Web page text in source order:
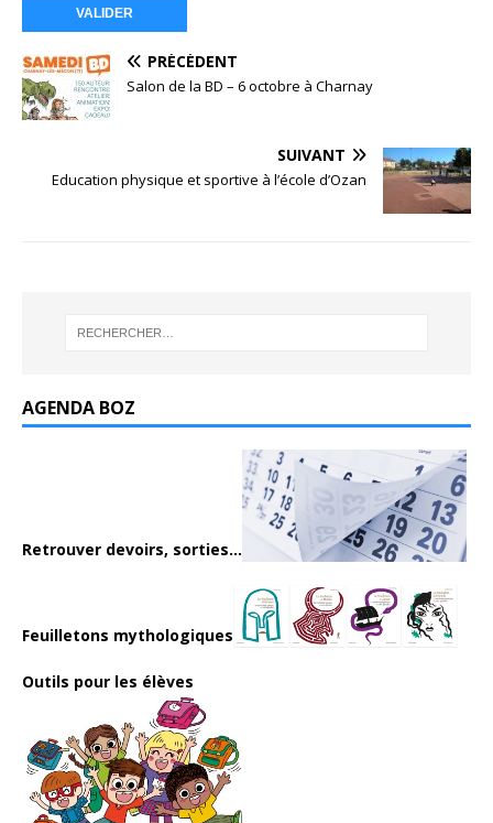
PRÉCÉDENT
Salon de la BD – 6 octobre à Charnay
SUIVANT
Education physique et sportive à l’école d’Ozan
AGENDA BOZ
Retrouver devoirs, sorties...
Feuilletons mythologiques
Outils pour les élèves